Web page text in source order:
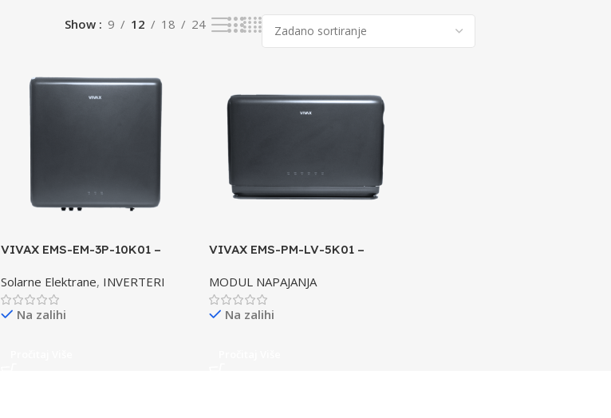
Show 9 12 18 24
VIVAX EMS-EM-3P-10K01 –
energetska rješenja
Solarne Elektrane, INVERTERI
Na zalihi
VIVAX EMS-PM-LV-5K01 –
energijom
MODUL NAPAJANJA
Na zalihi